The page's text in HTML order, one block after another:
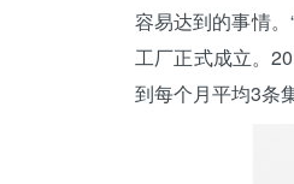
容易达到的事情
工厂正式成立。
到每个月平均3条